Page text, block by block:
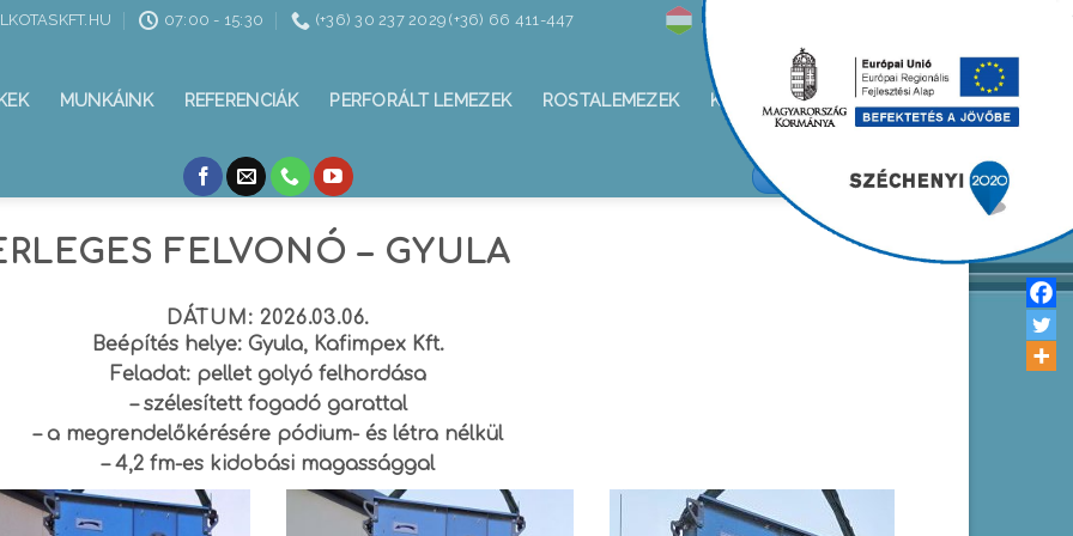
07:00 - 15:30 (+36) 30 237 2029 (+36) 66 411-447
MUNKÁINK REFERENCIÁK PERFORÁLT LEMEZEK ROSTALEMEZEK KAPCSOLAT
ALKOTÁS KFT/FACEBOOK
FELVONÓ – GYULA
DÁTUM: 2026.03.06.
Beépítés helye: Gyula, Kafimpex Kft.
Feladat: pellet golyó felhordása
– szélesített fogadó garattal
– a megrendelőkérésére pódium- és létra nélkül
– 4,2 fm-es kidobási magassággal